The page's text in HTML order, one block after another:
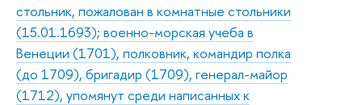
стольник, пожалован в комнатные стольники
(15.01.1693); военно-морская учеба в
Венеции (1701), полковник, командир полка
(до 1709), бригадир (1709), генерал-майор
(1712), упомянут среди написанных к